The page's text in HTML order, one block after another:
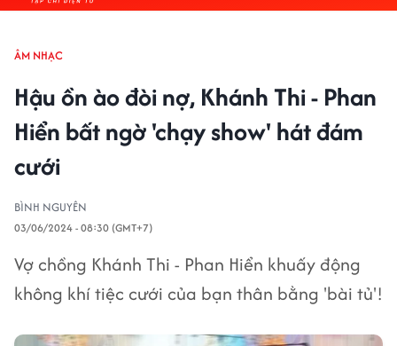
ÂM NHẠC
Hậu ồn ào đòi nợ, Khánh Thi - Phan
Hiển bất ngờ 'chạy show' hát đám
cưới
BÌNH NGUYÊN
03/06/2024 - 08:30 (GMT+7)
Vợ chồng Khánh Thi - Phan Hiển khuấy động
không khí tiệc cưới của bạn thân bằng 'bài tủ'!